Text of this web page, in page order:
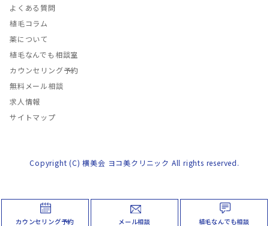
カウンセリング予約 メール相談 植毛なんでも相談
よくある質問
植毛コラム
薬について
植毛なんでも相談室
カウンセリング予約
無料メール相談
求人情報
サイトマップ
Copyright (C) 横美会 ヨコ美クリニック All rights reserved.